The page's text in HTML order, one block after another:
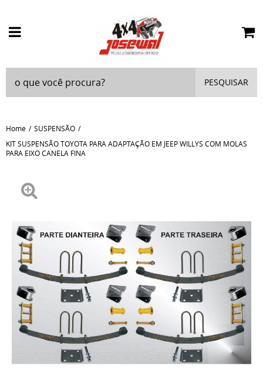
PESQUISAR
Home
SUSPENSÃO
KIT SUSPENSÃO TOYOTA PARA ADAPTAÇÃO EM JEEP WILLYS COM MOLAS
PARA EIXO CANELA FINA